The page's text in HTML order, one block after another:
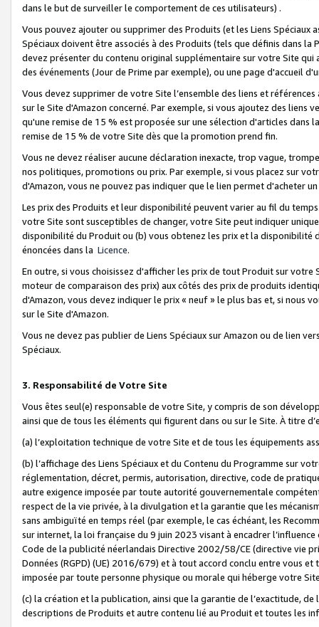
dans le but de surveiller le comportement de ces utilisateurs) .
Vous pouvez ajouter ou supprimer des Produits (et les Liens
Spéciaux doivent être associés à des Produits (tels que définis dans
devez présenter du contenu original supplémentaire sur votre Site qui
des événements (Jour de Prime par exemple), ou une page d'accueil
Vous devez supprimer de votre Site l’ensemble des liens et
sur le Site d'Amazon concerné. Par exemple, si vous ajoutez des
qu'une remise de 15 % est proposée sur une sélection d'articles
remise de 15 % de votre Site dès que la promotion prend fin.
Vous ne devez réaliser aucune déclaration inexacte, trop vague,
nos politiques, promotions ou prix. Par exemple, si vous placez sur
d'Amazon, vous ne pouvez pas indiquer que le lien permet d'acheter
Les prix des Produits et leur disponibilité peuvent varier au fil du
votre Site sont susceptibles de changer, votre Site peut indiquer
disponibilité du Produit ou (b) vous obtenez les prix et la disponibilité
énoncées dans la Licence.
En outre, si vous choisissez d'afficher les prix de tout Produit sur
moteur de comparaison des prix) aux côtés des prix de produits
d'Amazon, vous devez indiquer le prix « neuf » le plus bas et, si nous
sur le Site d'Amazon.
Vous ne devez pas publier de Liens Spéciaux sur Amazon ou de lien
Spéciaux.
3. Responsabilité de Votre Site
Vous êtes seul(e) responsable de votre Site, y compris de son
ainsi que de tous les éléments qui figurent dans ou sur le Site. À titre
(a) l’exploitation technique de votre Site et de tous les équipements
(b) l’affichage des Liens Spéciaux et du Contenu du Programme sur
réglementation, décret, permis, autorisation, directive, code de
autre exigence imposée par toute autorité gouvernementale
respect de la vie privée, à la divulgation et la garantie que les
sans ambiguïté en temps réel (par exemple, le cas échéant, les
sur internet, la loi française du 9 juin 2023 visant à encadrer
Code de la publicité néerlandais Directive 2002/58/CE (directive vie
Données (RGPD) (UE) 2016/679) et à tout accord conclu entre vous
imposée par toute personne physique ou morale qui héberge votre
(c) la création et la publication, ainsi que la garantie de l’exactitude,
descriptions de Produits et autre contenu lié au Produit et toutes les